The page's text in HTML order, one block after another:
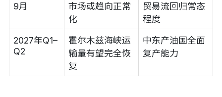
9月
市场或趋向正常
化
贸易流回归常态
程度
2027年Q1–
Q2
霍尔木兹海峡运
输量有望完全恢
复
中东产油国全面
复产能力